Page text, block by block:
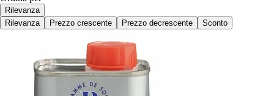
Rilevanza
Rilevanza
Prezzo crescente Prezzo decrescente Sconto